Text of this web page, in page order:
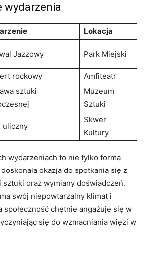
wydarzenia
Lokacja
Jazzowy Park Miejski
rockowy
Amfiteatr
sztuki
Muzeum
Sztuki
uliczny
Skwer
Kultury
wydarzeniach to nie tylko forma
okazja do spotkania się z
sztuki oraz wymiany doświadczeń.
swój niepowtarzalny klimat i
społeczność chętnie angażuje się w
się do wzmacniania więzi w